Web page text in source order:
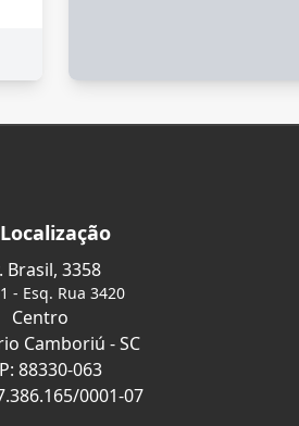
Localização
Brasil, 3358
- Esq. Rua 3420
Centro
Camboriú - SC
88330-063
0001-07